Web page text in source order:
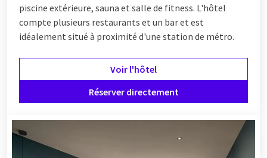
piscine extérieure, sauna et salle de fitness. L'hôtel
compte plusieurs restaurants et un bar et est
idéalement situé à proximité d'une station de métro.
Voir l'hôtel
Réserver directement